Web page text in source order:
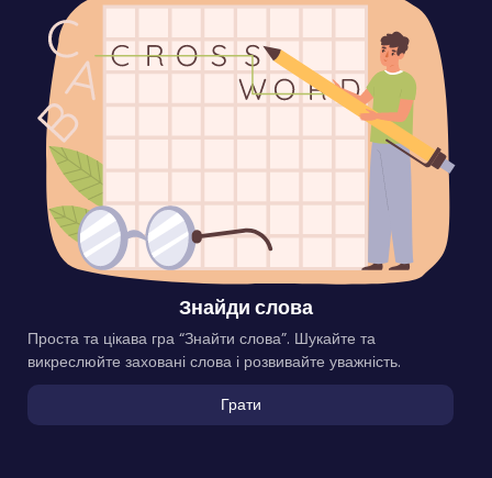
Знайди слова
Проста та цікава гра “Знайти слова”. Шукайте та
викреслюйте заховані слова і розвивайте уважність.
Грати